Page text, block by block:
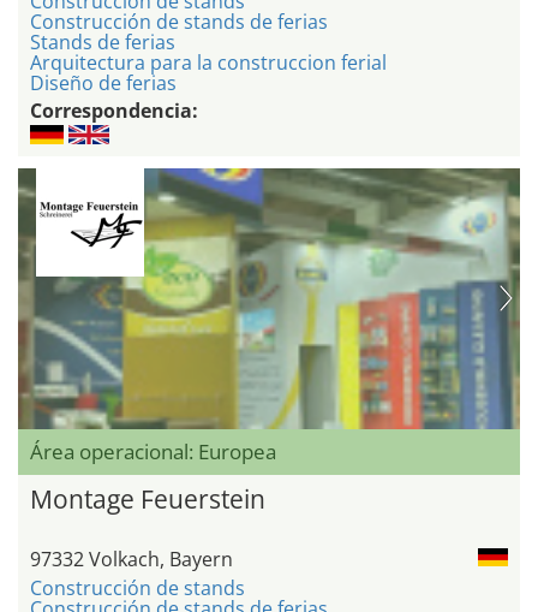
Construcción de stands de ferias
Stands de ferias
Arquitectura para la construccion ferial
Diseño de ferias
Correspondencia:
Área operacional: Europea
Montage Feuerstein
97332 Volkach, Bayern
Construcción de stands